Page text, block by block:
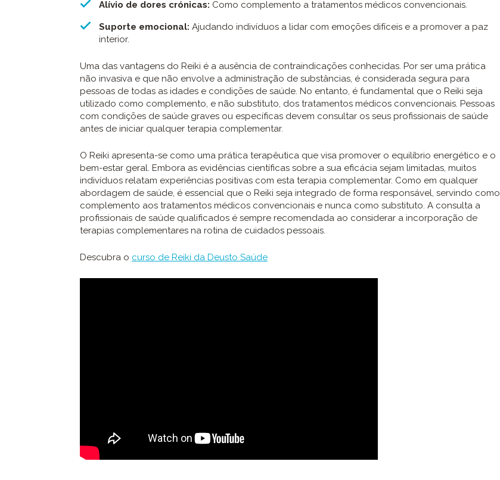
Alívio de dores crónicas: Como complemento a tratamentos médicos convencionais.
Suporte emocional: Ajudando indivíduos a lidar com emoções difíceis e a promover a paz
interior.
Uma das vantagens do Reiki é a ausência de contraindicações conhecidas. Por ser uma prática
não invasiva e que não envolve a administração de substâncias, é considerada segura para
pessoas de todas as idades e condições de saúde. No entanto, é fundamental que o Reiki seja
utilizado como complemento, e não substituto, dos tratamentos médicos convencionais. Pessoas
com condições de saúde graves ou específicas devem consultar os seus profissionais de saúde
antes de iniciar qualquer terapia complementar.
O Reiki apresenta-se como uma prática terapêutica que visa promover o equilíbrio energético e o
bem-estar geral. Embora as evidências científicas sobre a sua eficácia sejam limitadas, muitos
indivíduos relatam experiências positivas com esta terapia complementar. Como em qualquer
abordagem de saúde, é essencial que o Reiki seja integrado de forma responsável, servindo como
complemento aos tratamentos médicos convencionais e nunca como substituto. A consulta a
profissionais de saúde qualificados é sempre recomendada ao considerar a incorporação de
terapias complementares na rotina de cuidados pessoais.
Descubra o curso de Reiki da Deusto Saúde